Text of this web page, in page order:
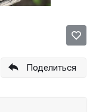
Поделиться